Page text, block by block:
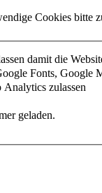
Cookies bitte
damit die
Fonts, Google
zulassen
geladen.